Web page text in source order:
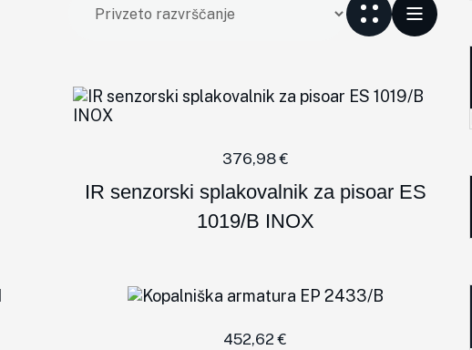
376,98€
IR senzorski splakovalnik za pisoar ES
1019/B INOX
452,62€